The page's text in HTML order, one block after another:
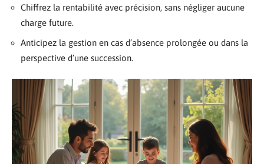
Chiffrez la rentabilité avec précision, sans négliger aucune
charge future.
Anticipez la gestion en cas d’absence prolongée ou dans la
perspective d’une succession.